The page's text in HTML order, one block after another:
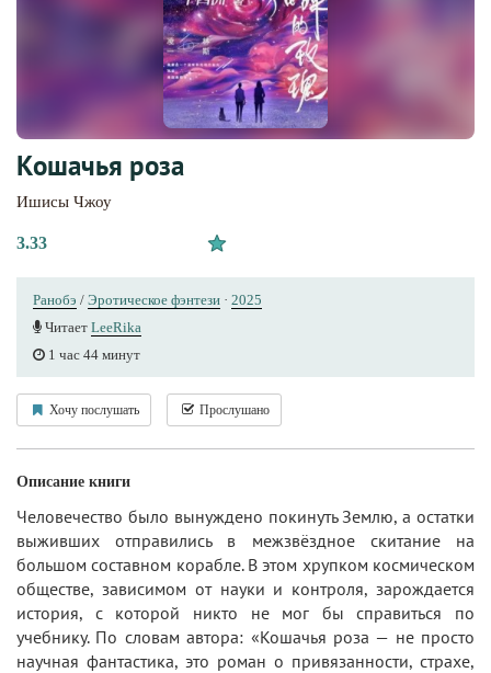
Кошачья роза
Ишисы Чжоу
3.33
Ранобэ / Эротическое фэнтези · 2025
Читает LeeRika
1 час 44 минут
Хочу послушать Прослушано
Описание книги
Человечество было вынуждено покинуть Землю, а остатки
выживших отправились в межзвёздное скитание на
большом составном корабле. В этом хрупком космическом
обществе, зависимом от науки и контроля, зарождается
история, с которой никто не мог бы справиться по
учебнику. По словам автора: «Кошачья роза — не просто
научная фантастика, это роман о привязанности, страхе,